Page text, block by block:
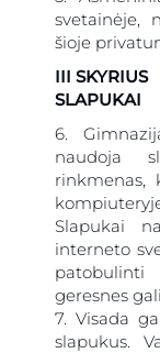
svetainėje,
šioje
III SKYRIUS
SLAPUKAI
6.
naudoja
rinkmenas,
Slapukai
interneto
geresnes
7. Visada
slapukus.